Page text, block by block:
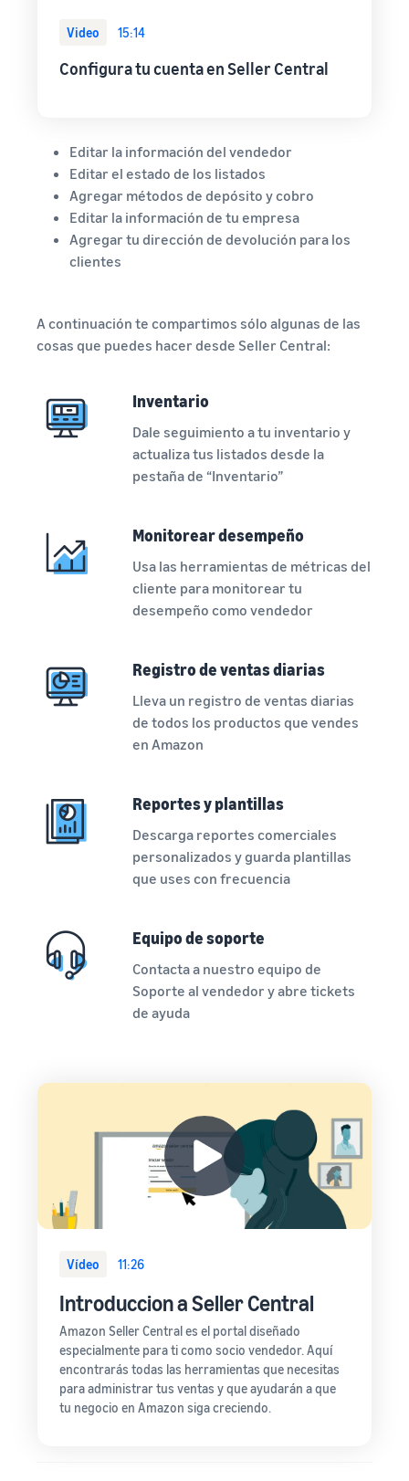
Video 15:14
Configura tu cuenta en Seller Central
Editar la información del vendedor
Editar el estado de los listados
Agregar métodos de depósito y cobro
Editar la información de tu empresa
Agregar tu dirección de devolución para los
clientes
A continuación te compartimos sólo algunas de las
cosas que puedes hacer desde Seller Central:
Inventario
Dale seguimiento a tu inventario y
actualiza tus listados desde la
pestaña de “Inventario”
Monitorear desempeño
Usa las herramientas de métricas del
cliente para monitorear tu
desempeño como vendedor
Registro de ventas diarias
Lleva un registro de ventas diarias
de todos los productos que vendes
en Amazon
Reportes y plantillas
Descarga reportes comerciales
personalizados y guarda plantillas
que uses con frecuencia
Equipo de soporte
Contacta a nuestro equipo de
Soporte al vendedor y abre tickets
de ayuda
Vídeo 11:26
Introduccion a Seller Central
Amazon Seller Central es el portal diseñado
especialmente para ti como socio vendedor. Aquí
encontrarás todas las herramientas que necesitas
para administrar tus ventas y que ayudarán a que
tu negocio en Amazon siga creciendo.